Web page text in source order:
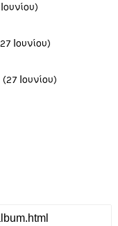
Ιουνίου)
Ιουνίου)